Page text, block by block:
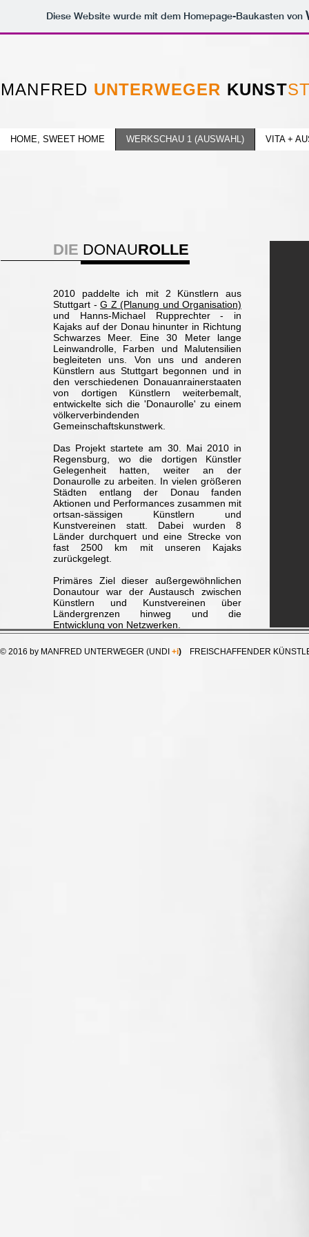
Diese Website wurde mit dem Homepage-Baukasten von
MANFRED UNTERWEGER KUNST
HOME, SWEET HOME WERKSCHAU 1 (AUSWAHL) VITA +
DIE DONAUROLLE
2010 paddelte ich mit 2 Künstlern aus
Stuttgart - G Z (Planung und Organisation)
und Hanns-Michael Rupprechter - in
Kajaks auf der Donau hinunter in Richtung
Schwarzes Meer. Eine 30 Meter lange
Leinwandrolle, Farben und Malutensilien
begleiteten uns. Von uns und anderen
Künstlern aus Stuttgart begonnen und in
den verschiedenen Donauanrainerstaaten
von dortigen Künstlern weiterbemalt,
entwickelte sich die 'Donaurolle' zu einem
völkerverbindenden
Gemeinschaftskunstwerk.
Das Projekt startete am 30. Mai 2010 in
Regensburg, wo die dortigen Künstler
Gelegenheit hatten, weiter an der
Donaurolle zu arbeiten. In vielen größeren
Städten entlang der Donau fanden
Aktionen und Performances zusammen mit
ortsan-sässigen Künstlern und
Kunstvereinen statt. Dabei wurden 8
Länder durchquert und eine Strecke von
fast 2500 km mit unseren Kajaks
zurückgelegt.
Primäres Ziel dieser außergewöhnlichen
Donautour war der Austausch zwischen
Künstlern und Kunstvereinen über
Ländergrenzen hinweg und die
Entwicklung von Netzwerken.
© 2016 by MANFRED UNTERWEGER (UNDI +i) FREISCHAFFENDER